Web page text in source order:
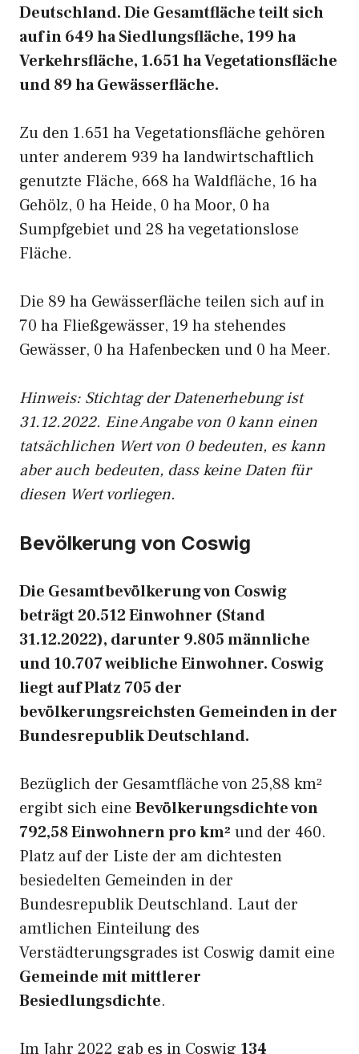
Deutschland. Die Gesamtfläche teilt sich
auf in 649 ha Siedlungsfläche, 199 ha
Verkehrsfläche, 1.651 ha Vegetationsfläche
und 89 ha Gewässerfläche.
Zu den 1.651 ha Vegetationsfläche gehören
unter anderem 939 ha landwirtschaftlich
genutzte Fläche, 668 ha Waldfläche, 16 ha
Gehölz, 0 ha Heide, 0 ha Moor, 0 ha
Sumpfgebiet und 28 ha vegetationslose
Fläche.
Die 89 ha Gewässerfläche teilen sich auf in
70 ha Fließgewässer, 19 ha stehendes
Gewässer, 0 ha Hafenbecken und 0 ha Meer.
Hinweis: Stichtag der Datenerhebung ist
31.12.2022. Eine Angabe von 0 kann einen
tatsächlichen Wert von 0 bedeuten, es kann
aber auch bedeuten, dass keine Daten für
diesen Wert vorliegen.
Bevölkerung von Coswig
Die Gesamtbevölkerung von Coswig
beträgt 20.512 Einwohner (Stand
31.12.2022), darunter 9.805 männliche
und 10.707 weibliche Einwohner. Coswig
liegt auf Platz 705 der
bevölkerungsreichsten Gemeinden in der
Bundesrepublik Deutschland.
Bezüglich der Gesamtfläche von 25,88 km²
ergibt sich eine Bevölkerungsdichte von
792,58 Einwohnern pro km² und der 460.
Platz auf der Liste der am dichtesten
besiedelten Gemeinden in der
Bundesrepublik Deutschland. Laut der
amtlichen Einteilung des
Verstädterungsgrades ist Coswig damit eine
Gemeinde mit mittlerer
Besiedlungsdichte.
Im Jahr 2022 gab es in Coswig 134